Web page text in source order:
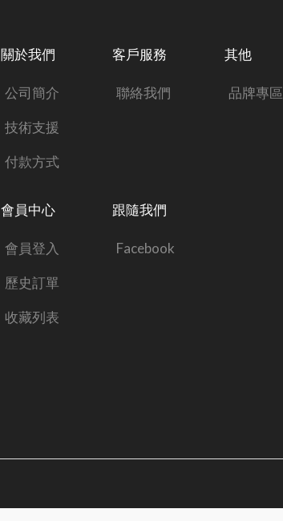
關於我們
公司簡介
技術支援
付款方式
客戶服務
聯絡我們
其他
品牌專區
會員中心
會員登入
歷史訂單
收藏列表
跟隨我們
Facebook